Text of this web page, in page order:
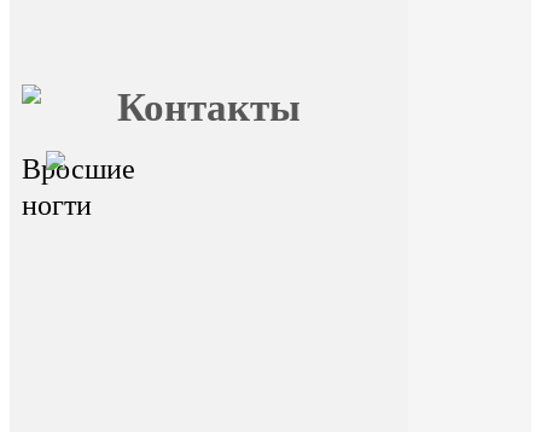
Вросшие
ногти
Контакты
главный офис - г.Иркутск,
ул.Байкальская 236в/1, оф.1
Горячая линия